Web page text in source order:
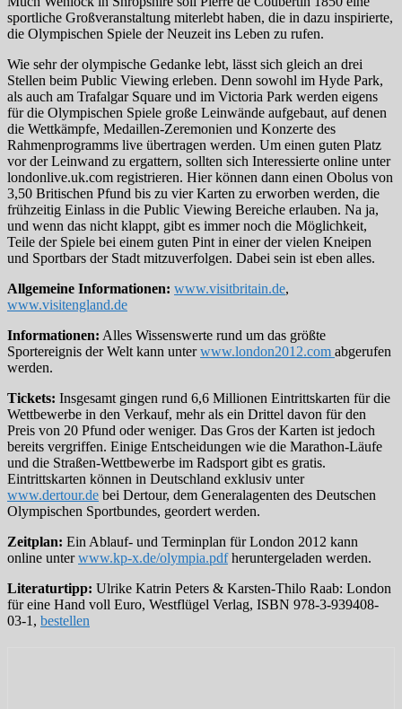
sportliche Großveranstaltung miterlebt haben, die in dazu inspirierte,
die Olympischen Spiele der Neuzeit ins Leben zu rufen.
Wie sehr der olympische Gedanke lebt, lässt sich gleich an drei
Stellen beim Public Viewing erleben. Denn sowohl im Hyde Park,
als auch am Trafalgar Square und im Victoria Park werden eigens
für die Olympischen Spiele große Leinwände aufgebaut, auf denen
die Wettkämpfe, Medaillen-Zeremonien und Konzerte des
Rahmenprogramms live übertragen werden. Um einen guten Platz
vor der Leinwand zu ergattern, sollten sich Interessierte online unter
londonlive.uk.com registrieren. Hier können dann einen Obolus von
3,50 Britischen Pfund bis zu vier Karten zu erworben werden, die
frühzeitig Einlass in die Public Viewing Bereiche erlauben. Na ja,
und wenn das nicht klappt, gibt es immer noch die Möglichkeit,
Teile der Spiele bei einem guten Pint in einer der vielen Kneipen
und Sportbars der Stadt mitzuverfolgen. Dabei sein ist eben alles.
Allgemeine Informationen: www.visitbritain.de,
www.visitengland.de
Informationen: Alles Wissenswerte rund um das größte
Sportereignis der Welt kann unterwww.london2012.com abgerufen
werden.
Tickets: Insgesamt gingen rund 6,6 Millionen Eintrittskarten für die
Wettbewerbe in den Verkauf, mehr als ein Drittel davon für den
Preis von 20 Pfund oder weniger. Das Gros der Karten ist jedoch
bereits vergriffen. Einige Entscheidungen wie die Marathon-Läufe
und die Straßen-Wettbewerbe im Radsport gibt es gratis.
Eintrittskarten können in Deutschland exklusiv unter
www.dertour.de bei Dertour, dem Generalagenten des Deutschen
Olympischen Sportbundes, geordert werden.
Zeitplan: Ein Ablauf- und Terminplan für London 2012 kann
online unterwww.kp-x.de/olympia.pdfheruntergeladen werden.
Literaturtipp: Ulrike Katrin Peters & Karsten-Thilo Raab: London
für eine Hand voll Euro, Westflügel Verlag, ISBN 978-3-939408-
03-1, bestellen